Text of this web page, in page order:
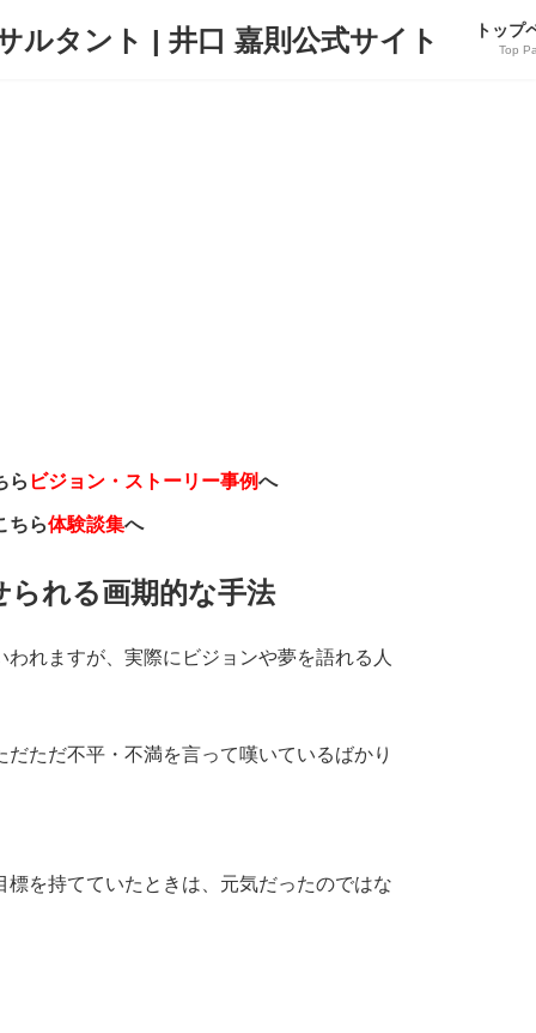
トップ
Top
ら ビジョン・ストーリー事例へ
ちら体験談集へ
れる画期的な手法
れますが、実際にビジョンや夢を語れる人
ただ不平・不満を言って嘆いているばかり
を持てていたときは、元気だったのではな